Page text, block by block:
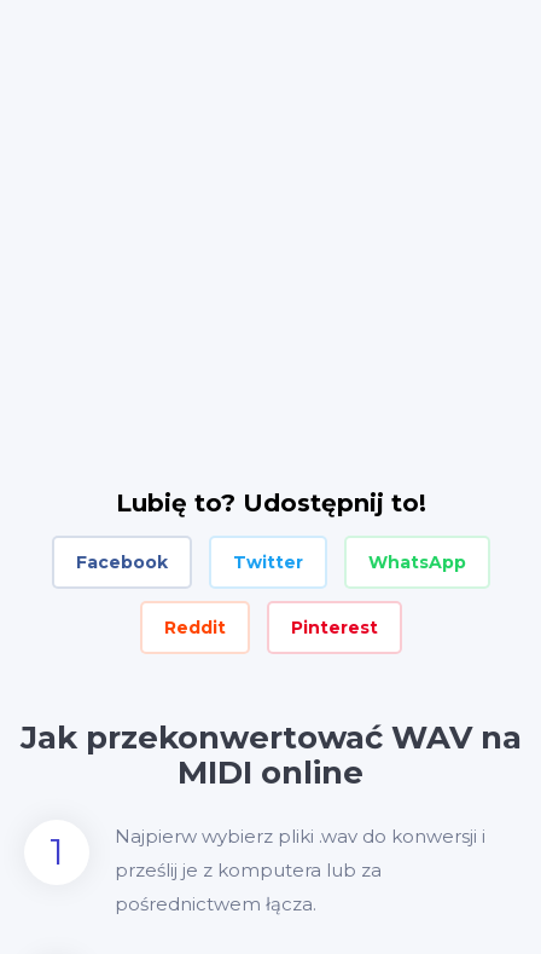
Lubię to? Udostępnij to!
Facebook Twitter WhatsApp
Reddit Pinterest
Jak przekonwertować WAV na
MIDI online
1
Najpierw wybierz pliki .wav do konwersji i
prześlij je z komputera lub za
pośrednictwem łącza.